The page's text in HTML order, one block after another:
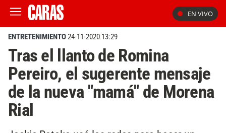
EN VIVO
ENTRETENIMIENTO24-11-2020 13:29
Tras el llanto de Romina
Pereiro, el sugerente mensaje
de la nueva "mamá" de Morena
Rial